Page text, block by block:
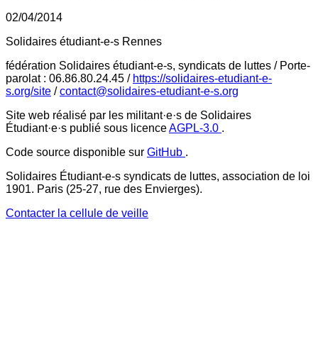
02/04/2014
Solidaires étudiant-e-s Rennes
fédération Solidaires étudiant-e-s, syndicats de luttes / Porte-
parolat : 06.86.80.24.45 / https://solidaires-etudiant-e-
s.org/site /contact@solidaires-etudiant-e-s.org
Site web réalisé par les militant·e·s de Solidaires
Étudiant·e·s publié sous licenceAGPL-3.0 .
Code source disponible sur GitHub .
Solidaires Étudiant-e-s syndicats de luttes, association de loi
1901. Paris (25-27, rue des Envierges).
Contacter la cellule de veille